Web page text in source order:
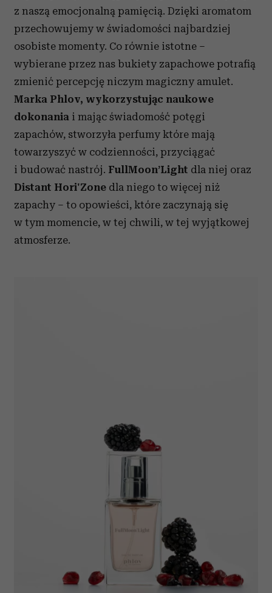
z naszą emocjonalną pamięcią. Dzięki aromatom
przechowujemy w świadomości najbardziej
osobiste momenty. Co równie istotne –
wybierane przez nas bukiety zapachowe potrafią
zmienić percepcję niczym magiczny amulet.
Marka Phlov, wykorzystując naukowe
dokonania i mając świadomość potęgi
zapachów, stworzyła perfumy które mają
towarzyszyć w codzienności, przyciągać
i budować nastrój. FullMoon’Light dla niej oraz
Distant Hori'Zone dla niego to więcej niż
zapachy – to opowieści, które zaczynają się
w tym momencie, w tej chwili, w tej wyjątkowej
atmosferze.